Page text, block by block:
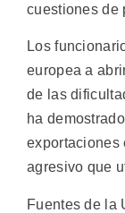
cuestiones de
Los
europea a
de las
ha
exportaciones
agresivo que
Fuentes de la